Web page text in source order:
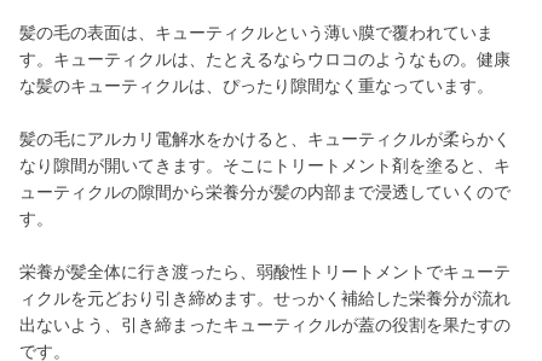
髪の毛の表面は、キューティクルという薄い膜で覆われていま
す。キューティクルは、たとえるならウロコのようなもの。健康
な髪のキューティクルは、ぴったり隙間なく重なっています。
髪の毛にアルカリ電解水をかけると、キューティクルが柔らかく
なり隙間が開いてきます。そこにトリートメント剤を塗ると、キ
ューティクルの隙間から栄養分が髪の内部まで浸透していくので
す。
栄養が髪全体に行き渡ったら、弱酸性トリートメントでキューテ
ィクルを元どおり引き締めます。せっかく補給した栄養分が流れ
出ないよう、引き締まったキューティクルが蓋の役割を果たすの
です。